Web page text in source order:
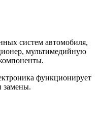
систем автомобиля,
мультимедийную
функционирует
замены.